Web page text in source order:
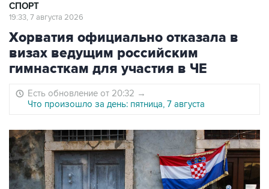
СПОРТ
19:33, 7 августа 2026
Хорватия официально отказала в
визах ведущим российским
гимнасткам для участия в ЧЕ
Есть обновление от 20:32 →
Что произошло за день: пятница, 7 августа